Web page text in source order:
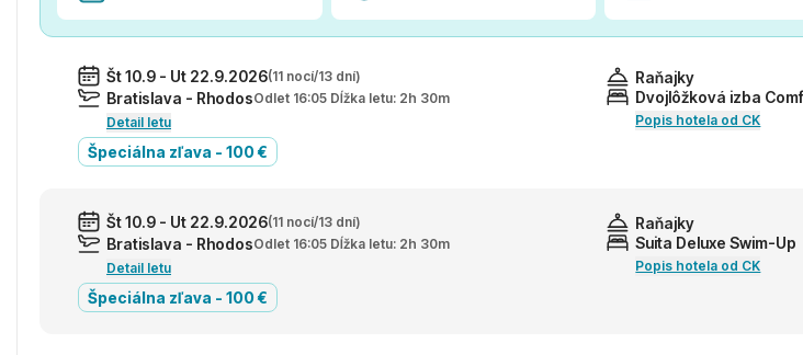
Št 10.9 - Ut 22.9.2026(11 nocí/13 dní)
Bratislava - RhodosOdlet 16:05 Dĺžka letu: 2h 30m
Detail letu
Raňajky
Dvojlôžková izba
Popis hotela od CK
Špeciálna zľava - 100 €
Št 10.9 - Ut 22.9.2026(11 nocí/13 dní)
Bratislava - RhodosOdlet 16:05 Dĺžka letu: 2h 30m
Detail letu
Raňajky
Suita Deluxe Swim-Up
Popis hotela od CK
Špeciálna zľava - 100 €